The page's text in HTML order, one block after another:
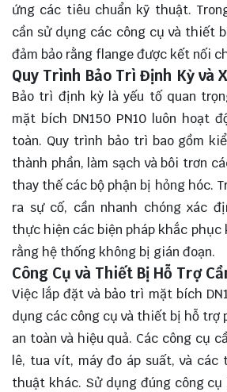
ứng các tiêu chuẩn kỹ thuật.
cần sử dụng các công cụ và thiết
đảm bảo rằng flange được kết nối
Quy Trình Bảo Trì Định Kỳ và
Bảo trì định kỳ là yếu tố quan
mặt bích DN150 PN10 luôn hoạt
toàn. Quy trình bảo trì bao gồm
thành phần, làm sạch và bôi trơn
thay thế các bộ phận bị hỏng hóc.
ra sự cố, cần nhanh chóng xác
thực hiện các biện pháp khắc phục
rằng hệ thống không bị gián đoạn.
Công Cụ và Thiết Bị Hỗ Trợ
Việc lắp đặt và bảo trì mặt bích
dụng các công cụ và thiết bị hỗ trợ
an toàn và hiệu quả. Các công cụ
lê, tua vít, máy đo áp suất, và
thuật khác. Sử dụng đúng công